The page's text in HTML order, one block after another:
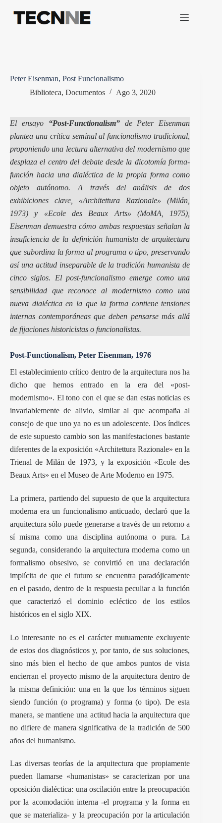
contenido
Peter Eisenman, Post Funcionalismo
Biblioteca, Documentos Ago 3, 2020
El ensayo “Post-Functionalism”de Peter Eisenman
plantea una crítica seminal al funcionalismo tradicional,
proponiendo una lectura alternativa del modernismo que
desplaza el centro del debate desde la dicotomía forma-
función hacia una dialéctica de la propia forma como
objeto autónomo. A través del análisis de dos
exhibiciones clave, «Architettura Razionale» (Milán,
1973) y «Ecole des Beaux Arts» (MoMA, 1975),
Eisenman demuestra cómo ambas respuestas señalan la
insuficiencia de la definición humanista de arquitectura
que subordina la forma al programa o tipo, preservando
así una actitud inseparable de la tradición humanista de
cinco siglos. Elpost-funcionalismo emerge como una
sensibilidad que reconoce al modernismo como una
nueva dialéctica en la que la forma contiene tensiones
internas contemporáneas que deben pensarse más allá
de fijaciones historicistas o funcionalistas.
Post-Functionalism, Peter Eisenman, 1976
El establecimiento crítico dentro de la arquitectura nos ha
dicho que hemos entrado en la era del «post-
modernismo». El tono con el que se dan estas noticias es
invariablemente de alivio, similar al que acompaña al
consejo de que uno ya no es un adolescente. Dos índices
de este supuesto cambio son las manifestaciones bastante
diferentes de la exposición «Architettura Razionale» en la
Trienal de Milán de 1973, y la exposición «Ecole des
Beaux Arts» en el Museo de Arte Moderno en 1975.
La primera, partiendo del supuesto de que la arquitectura
moderna era un funcionalismo anticuado, declaró que la
arquitectura sólo puede generarse a través de un retorno a
sí misma como una disciplina autónoma o pura. La
segunda, considerando la arquitectura moderna como un
formalismo obsesivo, se convirtió en una declaración
implícita de que el futuro se encuentra paradójicamente
en el pasado, dentro de la respuesta peculiar a la función
que caracterizó el dominio ecléctico de los estilos
históricos en el siglo XIX.
Lo interesante no es el carácter mutuamente excluyente
de estos dos diagnósticos y, por tanto, de sus soluciones,
sino más bien el hecho de que ambos puntos de vista
encierran el proyecto mismo de la arquitectura dentro de
la misma definición: una en la que los términos siguen
siendo función (o programa) y forma (o tipo). De esta
manera, se mantiene una actitud hacia la arquitectura que
no difiere de manera significativa de la tradición de 500
años del humanismo.
Las diversas teorías de la arquitectura que propiamente
pueden llamarse «humanistas» se caracterizan por una
oposición dialéctica: una oscilación entre la preocupación
por la acomodación interna -el programa y la forma en
que se materializa- y la preocupación por la articulación